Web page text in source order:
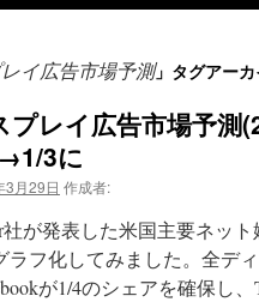
イ広告市場予測」タグアー
プレイ広告市場予
3に
3月29日 作成者:
社が発表した米国主要ネッ
ラフ化してみました。全デ
が1/4のシェアを確保し